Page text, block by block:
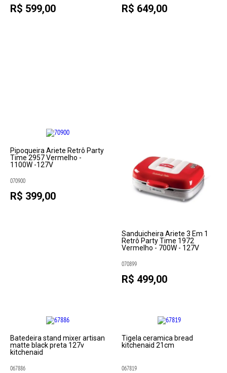
R$ 599,00 R$ 649,00
Pipoqueira Ariete Retrô Party
Time 2957 Vermelho -
1100W -127V
070900
R$ 399,00
Sanduicheira Ariete 3 Em 1
Retrô Party Time 1972
Vermelho - 700W - 127V
070899
R$ 499,00
Batedeira stand mixer artisan
matte black preta 127v
kitchenaid
067886
Tigela ceramica bread
kitchenaid 21cm
067819